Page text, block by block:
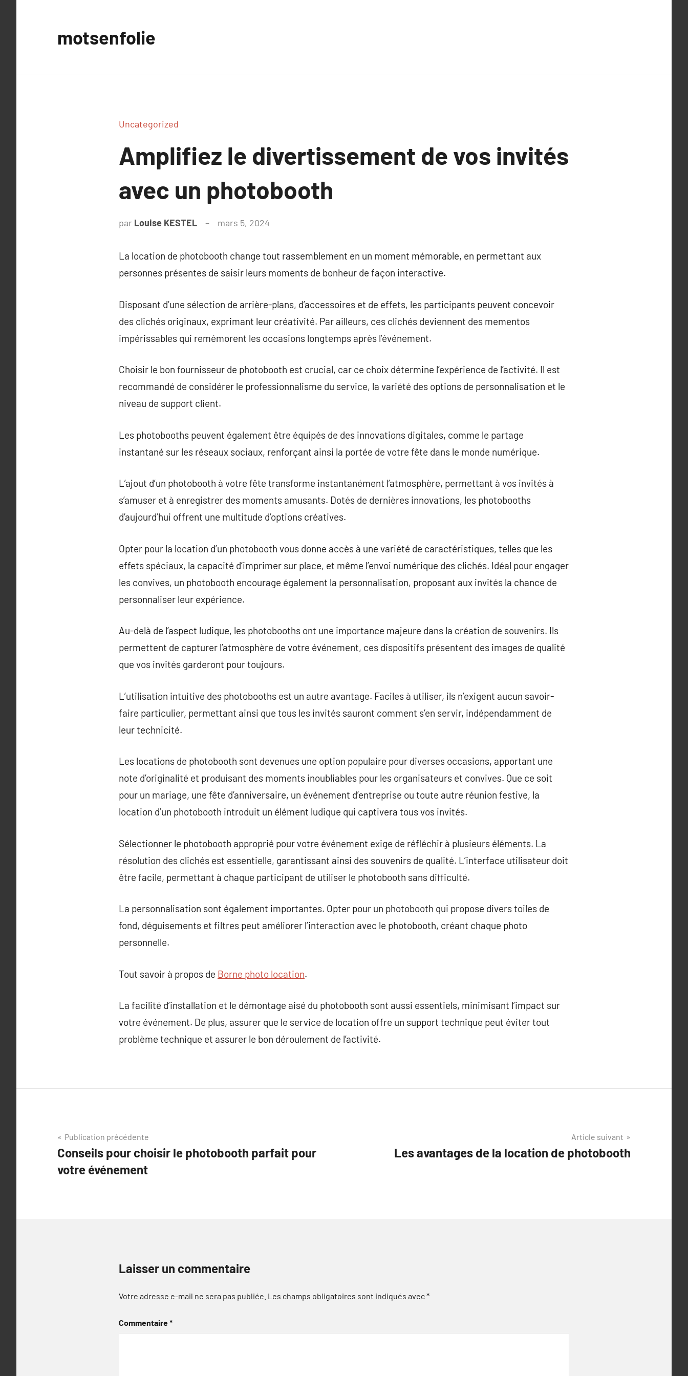
motsenfolie
Uncategorized
Amplifiez le divertissement de vos invités
avec un photobooth
par Louise KESTEL mars 5, 2024
La location de photobooth change tout rassemblement en un moment mémorable, en permettant aux
personnes présentes de saisir leurs moments de bonheur de façon interactive.
Disposant d’une sélection de arrière-plans, d’accessoires et de effets, les participants peuvent concevoir
des clichés originaux, exprimant leur créativité. Par ailleurs, ces clichés deviennent des mementos
impérissables qui remémorent les occasions longtemps après l’événement.
Choisir le bon fournisseur de photobooth est crucial, car ce choix détermine l’expérience de l’activité. Il est
recommandé de considérer le professionnalisme du service, la variété des options de personnalisation et le
niveau de support client.
Les photobooths peuvent également être équipés de des innovations digitales, comme le partage
instantané sur les réseaux sociaux, renforçant ainsi la portée de votre fête dans le monde numérique.
L’ajout d’un photobooth à votre fête transforme instantanément l’atmosphère, permettant à vos invités à
s’amuser et à enregistrer des moments amusants. Dotés de dernières innovations, les photobooths
d’aujourd’hui offrent une multitude d’options créatives.
Opter pour la location d’un photobooth vous donne accès à une variété de caractéristiques, telles que les
effets spéciaux, la capacité d’imprimer sur place, et même l’envoi numérique des clichés. Idéal pour engager
les convives, un photobooth encourage également la personnalisation, proposant aux invités la chance de
personnaliser leur expérience.
Au-delà de l’aspect ludique, les photobooths ont une importance majeure dans la création de souvenirs. Ils
permettent de capturer l’atmosphère de votre événement, ces dispositifs présentent des images de qualité
que vos invités garderont pour toujours.
L’utilisation intuitive des photobooths est un autre avantage. Faciles à utiliser, ils n’exigent aucun savoir-
faire particulier, permettant ainsi que tous les invités sauront comment s’en servir, indépendamment de
leur technicité.
Les locations de photobooth sont devenues une option populaire pour diverses occasions, apportant une
note d’originalité et produisant des moments inoubliables pour les organisateurs et convives. Que ce soit
pour un mariage, une fête d’anniversaire, un événement d’entreprise ou toute autre réunion festive, la
location d’un photobooth introduit un élément ludique qui captivera tous vos invités.
Sélectionner le photobooth approprié pour votre événement exige de réfléchir à plusieurs éléments. La
résolution des clichés est essentielle, garantissant ainsi des souvenirs de qualité. L’interface utilisateur doit
être facile, permettant à chaque participant de utiliser le photobooth sans difficulté.
La personnalisation sont également importantes. Opter pour un photobooth qui propose divers toiles de
fond, déguisements et filtres peut améliorer l’interaction avec le photobooth, créant chaque photo
personnelle.
Tout savoir à propos de Borne photo location.
La facilité d’installation et le démontage aisé du photobooth sont aussi essentiels, minimisant l’impact sur
votre événement. De plus, assurer que le service de location offre un support technique peut éviter tout
problème technique et assurer le bon déroulement de l’activité.
Navigation
de
l’article
Publication précédente
Conseils pour choisir le photobooth parfait pour
votre événement
Article suivant
Les avantages de la location de photobooth
Laisser un commentaire
Votre adresse e-mail ne sera pas publiée. Les champs obligatoires sont indiqués avec*
Commentaire*